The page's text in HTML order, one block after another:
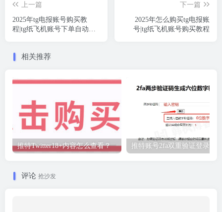
上一篇
2025年tg电报账号购买教
程|tg纸飞机账号下单自动发
下一篇
2025年怎么购买tg电报账
号|tg纸飞机账号购买教程
相关推荐
推特Twitter18+内容怎么查看？ 推特账号2fa双重验证登录教
评论 抢沙发